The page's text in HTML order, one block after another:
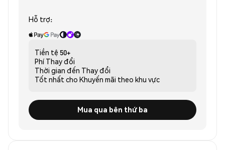
Hỗ trợ:
Tiền tệ 50+
Phí Thay đổi
Thời gian đến Thay đổi
Tốt nhất cho Khuyến mãi theo khu vực
Mua qua bên thứ ba